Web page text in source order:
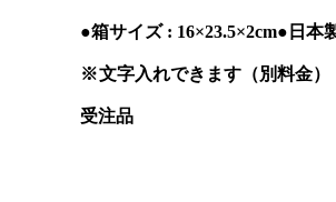
●箱サイズ : 16×23.5×2cm●日本
※ 文字入れできます（別料金）
受注品